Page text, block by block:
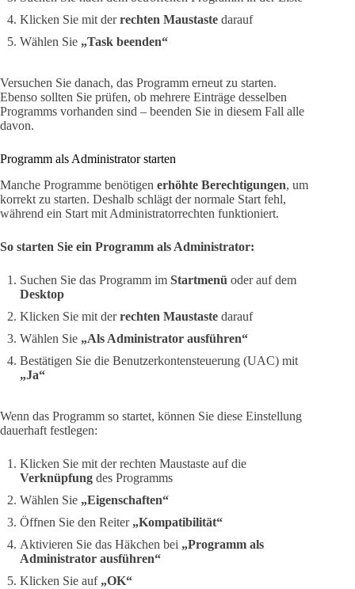
Klicken Sie mit derrechten Maustaste darauf
Wählen Sie „Task beenden“
Versuchen Sie danach, das Programm erneut zu starten.
Ebenso sollten Sie prüfen, ob mehrere Einträge desselben
Programms vorhanden sind – beenden Sie in diesem Fall alle
davon.
Programm als Administrator starten
Manche Programme benötigen erhöhte Berechtigungen, um
korrekt zu starten. Deshalb schlägt der normale Start fehl,
während ein Start mit Administratorrechten funktioniert.
So starten Sie ein Programm als Administrator:
Suchen Sie das Programm im Startmenü oder auf dem
Desktop
Klicken Sie mit derrechten Maustaste darauf
Wählen Sie „Als Administrator ausführen“
Bestätigen Sie die Benutzerkontensteuerung (UAC) mit
„Ja“
Wenn das Programm so startet, können Sie diese Einstellung
dauerhaft festlegen:
Klicken Sie mit der rechten Maustaste auf die
Verknüpfung des Programms
Wählen Sie „Eigenschaften“
Öffnen Sie den Reiter „Kompatibilität“
Aktivieren Sie das Häkchen bei „Programm als
Administrator ausführen“
Klicken Sie auf „OK“